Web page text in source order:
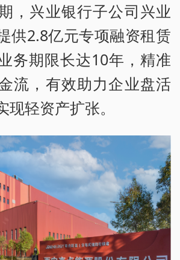
，兴业银行子公司兴业
供2.8亿元专项融资租赁
务期限长达10年，精准
流，有效助力企业盘活
轻资产扩张。